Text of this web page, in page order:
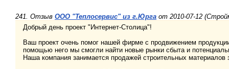
241. Отзыв ООО "Теплосервис" из г.Юрга от 2010-07-12
Добрый день проект "Интернет-Столица"!
Ваш проект очень помог нашей фирме с продвижением
помощью него мы смогли найти новые рынки сбыта и
Наша компания занимается продажей строительных материалов